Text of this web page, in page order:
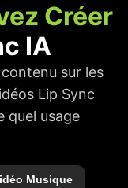
Créer
IA
sur les
Lip Sync
quel usage
Musique